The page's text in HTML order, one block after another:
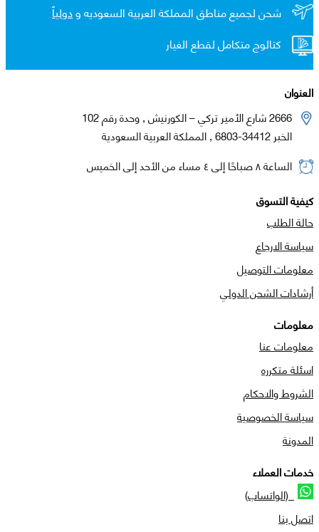
شحن لجميع مناطق المملكة العربية السعوديه ودولياً
كتالوج متكامل لقطع الغيار
العنوان
2666 شارع الأمير تركي – الكورنيش , وحدة رقم 102
الخبر 34412-6803 , المملكة العربية السعودية
الساعة ٨ صباحًا إلى ٤ مساء من الأحد إلى الخميس
كيفية التسوق
حالة الطلب
سياسة الارجاع
معلومات التوصيل
أرشادات الشحن الدولي
معلومات
معلومات عنا
اسئلة متكرره
الشروط والاحكام
سياسة الخصوصية
المدونة
خدمات العملاء
(الواتساب)
اتصل بنا